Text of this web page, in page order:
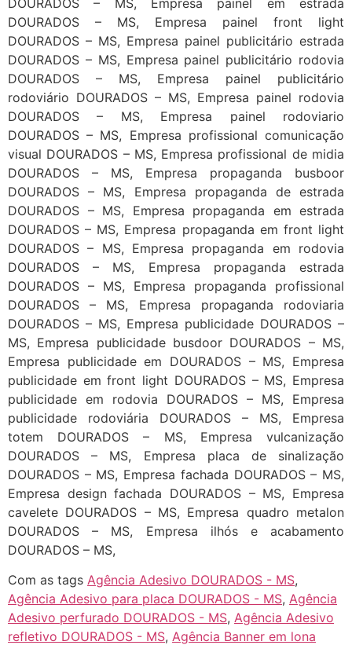
DOURADOS – MS, Empresa painel front light
DOURADOS – MS, Empresa painel publicitário estrada
DOURADOS – MS, Empresa painel publicitário rodovia
DOURADOS – MS, Empresa painel publicitário
rodoviário DOURADOS – MS, Empresa painel rodovia
DOURADOS – MS, Empresa painel rodoviario
DOURADOS – MS, Empresa profissional comunicação
visual DOURADOS – MS, Empresa profissional de midia
DOURADOS – MS, Empresa propaganda busboor
DOURADOS – MS, Empresa propaganda de estrada
DOURADOS – MS, Empresa propaganda em estrada
DOURADOS – MS, Empresa propaganda em front light
DOURADOS – MS, Empresa propaganda em rodovia
DOURADOS – MS, Empresa propaganda estrada
DOURADOS – MS, Empresa propaganda profissional
DOURADOS – MS, Empresa propaganda rodoviaria
DOURADOS – MS, Empresa publicidade DOURADOS –
MS, Empresa publicidade busdoor DOURADOS – MS,
Empresa publicidade em DOURADOS – MS, Empresa
publicidade em front light DOURADOS – MS, Empresa
publicidade em rodovia DOURADOS – MS, Empresa
publicidade rodoviária DOURADOS – MS, Empresa
totem DOURADOS – MS, Empresa vulcanização
DOURADOS – MS, Empresa placa de sinalização
DOURADOS – MS, Empresa fachada DOURADOS – MS,
Empresa design fachada DOURADOS – MS, Empresa
cavelete DOURADOS – MS, Empresa quadro metalon
DOURADOS – MS, Empresa ilhós e acabamento
DOURADOS – MS,
Com as tags Agência Adesivo DOURADOS - MS,
Agência Adesivo para placa DOURADOS - MS, Agência
Adesivo perfurado DOURADOS - MS, Agência Adesivo
refletivo DOURADOS - MS, Agência Banner em lona